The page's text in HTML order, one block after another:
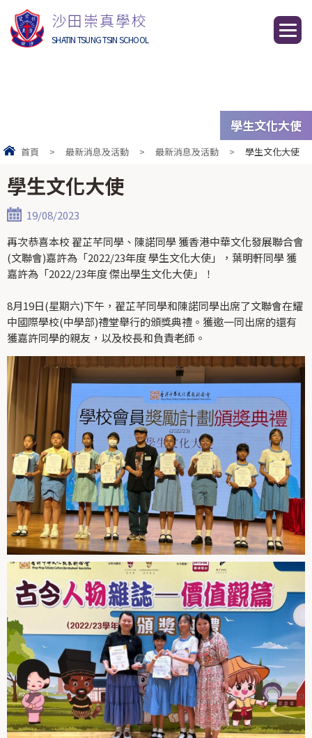
沙田崇真學校
SHATIN TSUNG TSIN SCHOOL
學生文化大使
首頁 > 最新消息及活動 > 最新消息及活動 > 學生文化大使
學生文化大使
19/08/2023
再次恭喜本校 翟芷芊同學、陳諾同學 獲香港中華文化發展聯合會
(文聯會)嘉許為「2022/23年度 學生文化大使」，葉明軒同學 獲
嘉許為「2022/23年度 傑出學生文化大使」！
8月19日(星期六)下午，翟芷芊同學和陳諾同學出席了文聯會在耀
中國際學校(中學部)禮堂舉行的頒獎典禮。獲邀一同出席的還有
獲嘉許同學的親友，以及校長和負責老師。